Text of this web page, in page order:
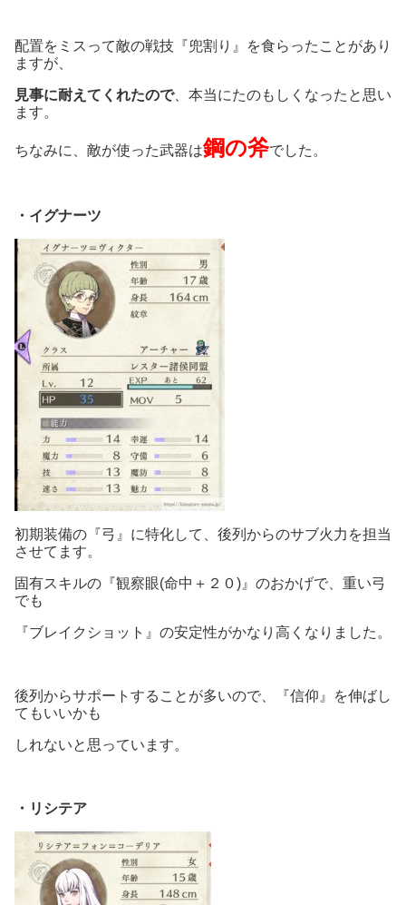
配置をミスって敵の戦技『兜割り』を食らったことがあり
ますが、
見事に耐えてくれたので、本当にたのもしくなったと思い
ます。
ちなみに、敵が使った武器は鋼の斧でした。
・イグナーツ
初期装備の『弓』に特化して、後列からのサブ火力を担当
させてます。
固有スキルの『観察眼(命中＋２０)』のおかげで、重い弓
でも
『ブレイクショット』の安定性がかなり高くなりました。
後列からサポートすることが多いので、『信仰』を伸ばし
てもいいかも
しれないと思っています。
・リシテア